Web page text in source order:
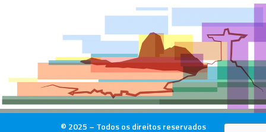
© 2025 – Todos os direitos reservados